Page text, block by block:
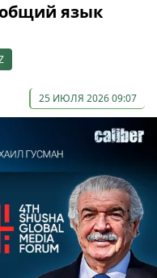
язык
25 ИЮЛЯ 2026 09:07